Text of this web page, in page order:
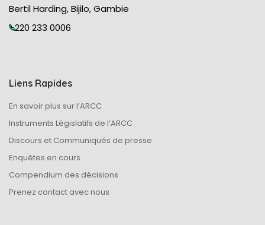
Bertil Harding, Bijilo, Gambie
+220 233 0006
Liens Rapides
En savoir plus sur l’ARCC
Instruments Législatifs de l’ARCC
Discours et Communiqués de presse
Enquêtes en cours
Compendium des décisions
Prenez contact avec nous